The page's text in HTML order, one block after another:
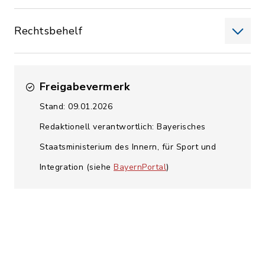
Rechtsbehelf
Freigabevermerk
Stand: 09.01.2026
Redaktionell verantwortlich: Bayerisches
Staatsministerium des Innern, für Sport und
Integration (siehe BayernPortal)